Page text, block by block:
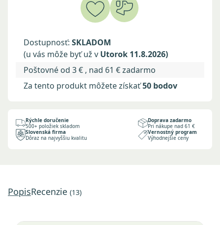
Dostupnosť: SKLADOM
(u vás môže byť už v Utorok 11.8.2026)
Poštovné od 3 € , nad 61 € zadarmo
Za tento produkt môžete získať50 bodov
Rýchle doručenie
500+ položiek skladom
Doprava zadarmo
Pri nákupe nad 61 €
Slovenská firma
Dôraz na najvyššiu kvalitu
Vernostný program
Výhodnejšie ceny
PopisRecenzie (13)